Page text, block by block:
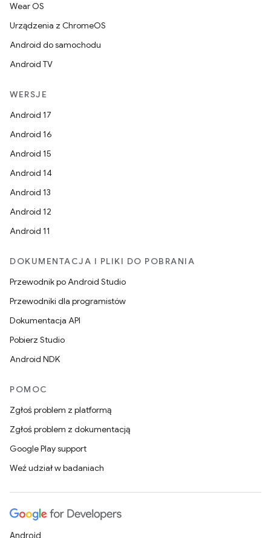
Wear OS
Urządzenia z ChromeOS
Android do samochodu
Android TV
WERSJE
Android 17
Android 16
Android 15
Android 14
Android 13
Android 12
Android 11
DOKUMENTACJA I PLIKI DO POBRANIA
Przewodnik po Android Studio
Przewodniki dla programistów
Dokumentacja API
Pobierz Studio
Android NDK
POMOC
Zgłoś problem z platformą
Zgłoś problem z dokumentacją
Google Play support
Weź udział w badaniach
Android